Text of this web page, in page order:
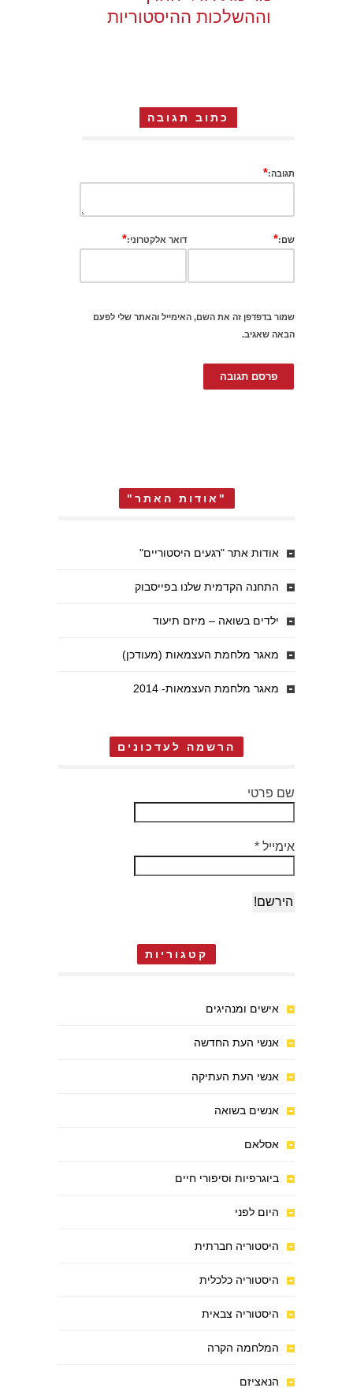
וההשלכות ההיסטוריות
כתוב תגובה
תגובה:*
שם:* דואר אלקטרוני:*
שמור בדפדפן זה את השם, האימייל והאתר שלי לפעם
הבאה שאגיב.
"אודות האתר"
אודות אתר "רגעים היסטוריים"
התחנה הקדמית שלנו בפייסבוק
ילדים בשואה – מיזם תיעוד
מאגר מלחמת העצמאות (מעודכן)
מאגר מלחמת העצמאות- 2014
הרשמה לעדכונים
שם פרטי
אימייל *
קטגוריות
אישים ומנהיגים
אנשי העת החדשה
אנשי העת העתיקה
אנשים בשואה
אסלאם
ביוגרפיות וסיפורי חיים
היום לפני
היסטוריה חברתית
היסטוריה כלכלית
היסטוריה צבאית
המלחמה הקרה
הנאציזם